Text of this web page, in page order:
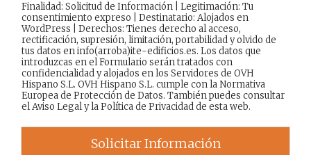
Finalidad: Solicitud de Información | Legitimación: Tu
consentimiento expreso | Destinatario: Alojados en
WordPress | Derechos: Tienes derecho al acceso,
rectificación, supresión, limitación, portabilidad y olvido de
tus datos en info(arroba)ite-edificios.es. Los datos que
introduzcas en el Formulario serán tratados con
confidencialidad y alojados en los Servidores de OVH
Hispano S.L. OVH Hispano S.L. cumple con la Normativa
Europea de Protección de Datos. También puedes consultar
elAviso Legaly laPolítica de Privacidadde esta web.
Solicitar Información